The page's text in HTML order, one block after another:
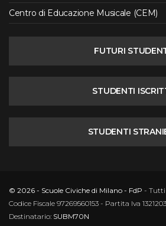
Centro di Educazione Musicale (CEM)
FUTURI
STUDENTI
STUDENTI
© 2026 - Scuole Civiche di Milano - FdP -
Codice Fiscale 97269560153 - Partita Iva
Destinatario: SUBM70N